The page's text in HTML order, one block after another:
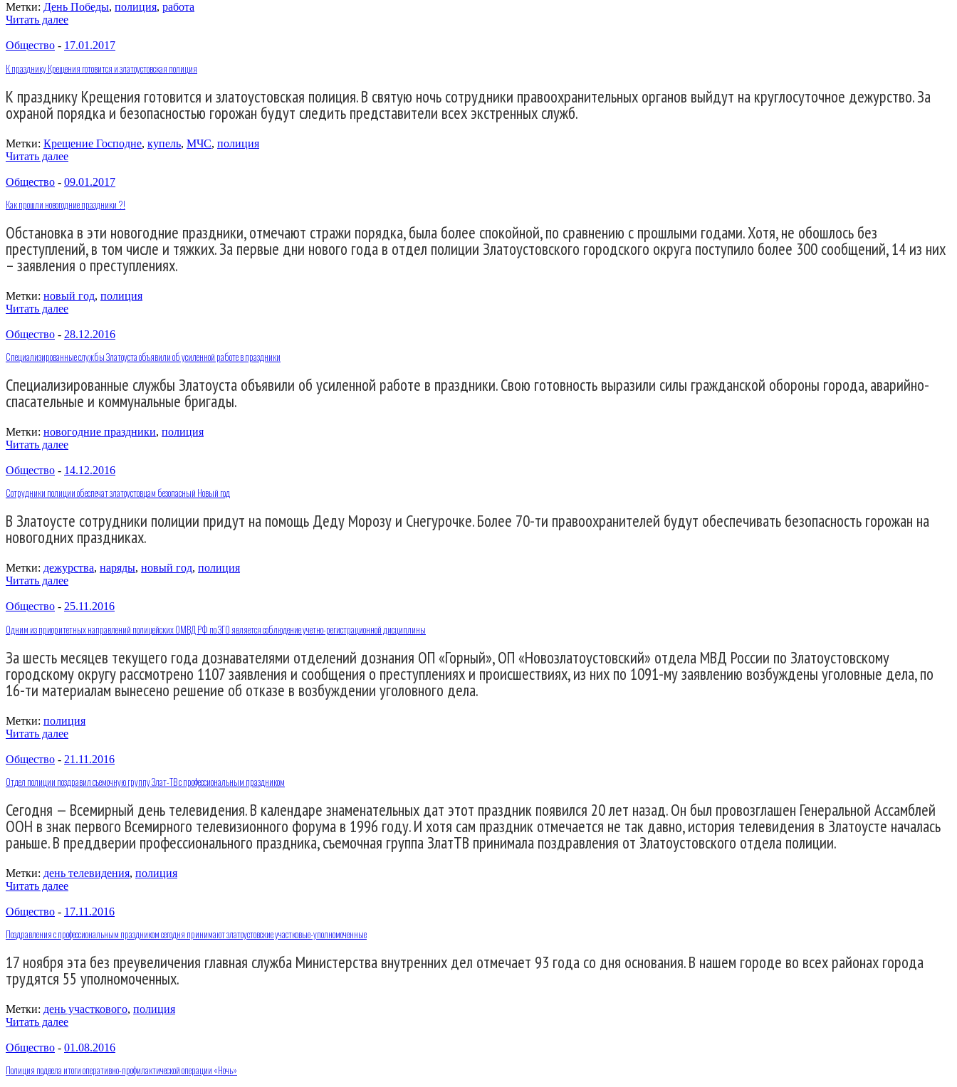
Метки: День Победы, полиция, работа
Читать далее
Общество - 17.01.2017
К празднику Крещения готовится и златоустовская полиция
К празднику Крещения готовится и златоустовская полиция. В святую ночь сотрудники правоохранительных органов выйдут на круглосуточное дежурство. За
охраной порядка и безопасностью горожан будут следить представители всех экстренных служб.
Метки: Крещение Господне, купель, МЧС, полиция
Читать далее
Общество - 09.01.2017
Как прошли новогодние праздники ?!
Обстановка в эти новогодние праздники, отмечают стражи порядка, была более спокойной, по сравнению с прошлыми годами. Хотя, не обошлось без
преступлений, в том числе и тяжких. За первые дни нового года в отдел полиции Златоустовского городского округа поступило более 300 сообщений, 14 из них
– заявления о преступлениях.
Метки: новый год, полиция
Читать далее
Общество - 28.12.2016
Специализированные службы Златоуста объявили об усиленной работе в праздники
Специализированные службы Златоуста объявили об усиленной работе в праздники. Свою готовность выразили силы гражданской обороны города, аварийно-
спасательные и коммунальные бригады.
Метки: новогодние праздники, полиция
Читать далее
Общество - 14.12.2016
Сотрудники полиции обеспечат златоустовцам безопасный Новый год
В Златоусте сотрудники полиции придут на помощь Деду Морозу и Снегурочке. Более 70-ти правоохранителей будут обеспечивать безопасность горожан на
новогодних праздниках.
Метки: дежурства, наряды, новый год, полиция
Читать далее
Общество - 25.11.2016
Одним из приоритетных направлений полицейских ОМВД РФ по ЗГО является соблюдение учетно-регистрационной дисциплины
За шесть месяцев текущего года дознавателями отделений дознания ОП «Горный», ОП «Новозлатоустовский» отдела МВД России по Златоустовскому
городскому округу рассмотрено 1107 заявления и сообщения о преступлениях и происшествиях, из них по 1091-му заявлению возбуждены уголовные дела, по
16-ти материалам вынесено решение об отказе в возбуждении уголовного дела.
Метки: полиция
Читать далее
Общество - 21.11.2016
Отдел полиции поздравил съемочную группу Злат-ТВ с профессиональным праздником
Сегодня — Всемирный день телевидения. В календаре знаменательных дат этот праздник появился 20 лет назад. Он был провозглашен Генеральной Ассамблей
ООН в знак первого Всемирного телевизионного форума в 1996 году. И хотя сам праздник отмечается не так давно, история телевидения в Златоусте началась
раньше. В преддверии профессионального праздника, съемочная группа ЗлатТВ принимала поздравления от Златоустовского отдела полиции.
Метки: день телевидения, полиция
Читать далее
Общество - 17.11.2016
Поздравления с профессиональным праздником сегодня принимают златоустовские участковые-уполномоченные
17 ноября эта без преувеличения главная служба Министерства внутренних дел отмечает 93 года со дня основания. В нашем городе во всех районах города
трудятся 55 уполномоченных.
Метки: день участкового, полиция
Читать далее
Общество - 01.08.2016
Полиция подвела итоги оперативно-профилактической операции «Ночь»